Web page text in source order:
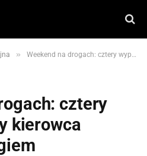
» Weekend na drogach: cztery wypadki, pijany kierowca ciągnika z pługiem
cztery
kierowca